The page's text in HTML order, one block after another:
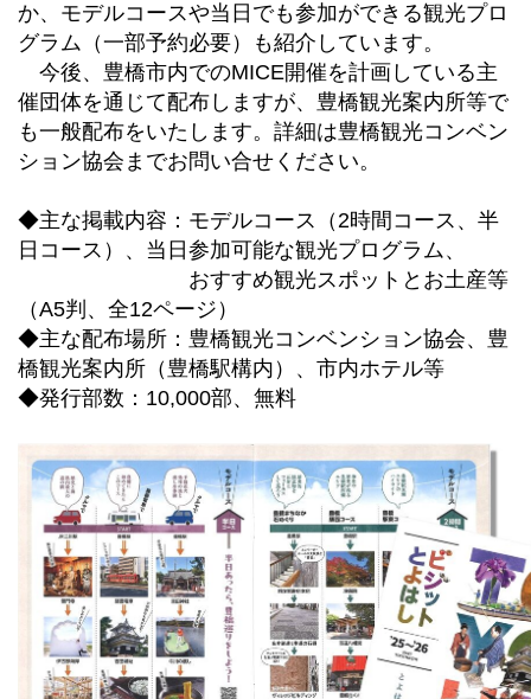
か、モデルコースや当日でも参加ができる観光プロ
グラム（一部予約必要）も紹介しています。
今後、豊橋市内でのMICE開催を計画している主
催団体を通じて配布しますが、豊橋観光案内所等で
も一般配布をいたします。詳細は豊橋観光コンベン
ション協会までお問い合せください。
◆主な掲載内容：モデルコース（2時間コース、半
日コース）、当日参加可能な観光プログラム、
おすすめ観光スポットとお土産等
（A5判、全12ページ）
◆主な配布場所：豊橋観光コンベンション協会、豊
橋観光案内所（豊橋駅構内）、市内ホテル等
◆発行部数：10,000部、無料